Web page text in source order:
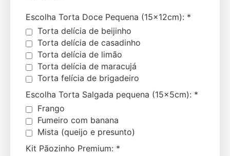
Escolha Torta Doce Pequena (15×12cm): *
Torta delícia de beijinho
Torta delícia de casadinho
Torta delícia de limão
Torta delícia de maracujá
Torta felícia de brigadeiro
Escolha Torta Salgada pequena (15×5cm): *
Frango
Fumeiro com banana
Mista (queijo e presunto)
Kit Pãozinho Premium: *